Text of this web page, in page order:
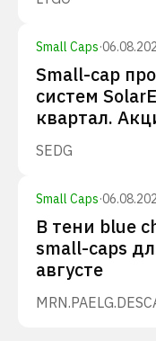
Small Caps·
Small-cap
систем
квартал.
SEDG
Small Caps·
В тени blue
small-caps
августе
MRN.PAELG.DE